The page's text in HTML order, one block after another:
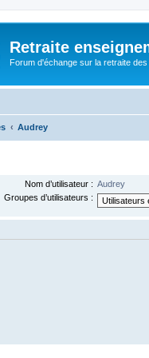
Retraite
Forum d'échange sur la retraite
Audrey
Nom d’utilisateur : Audrey
Groupes d’utilisateurs :